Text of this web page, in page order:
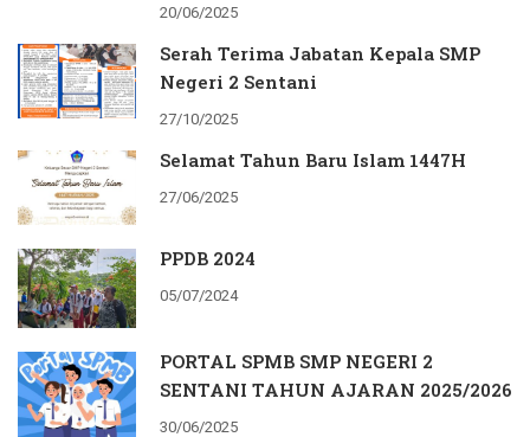
20/06/2025
Serah Terima Jabatan Kepala SMP
Negeri 2 Sentani
27/10/2025
Selamat Tahun Baru Islam 1447H
27/06/2025
PPDB 2024
05/07/2024
PORTAL SPMB SMP NEGERI 2
SENTANI TAHUN AJARAN 2025/2026
30/06/2025